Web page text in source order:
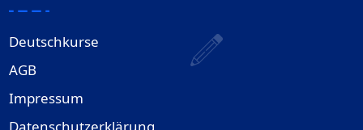
Deutschkurse
AGB
Impressum
Datenschutzerklärung